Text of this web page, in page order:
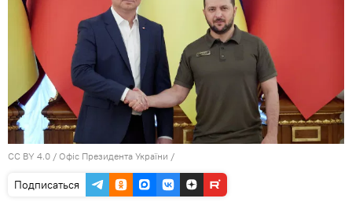
CC BY 4.0 / Офіс Президента України /
Подписаться